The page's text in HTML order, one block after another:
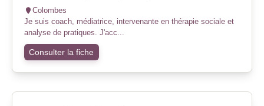
Colombes
Je suis coach, médiatrice, intervenante en thérapie sociale et
analyse de pratiques. J'acc...
Consulter la fiche